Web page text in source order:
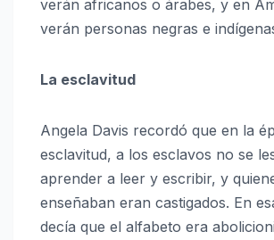
verán africanos o árabes, y en
verán personas negras e
La esclavitud
Angela Davis recordó que en la
esclavitud, a los esclavos no se
aprender a leer y escribir, y
enseñaban eran castigados. En
decía que el alfabeto era